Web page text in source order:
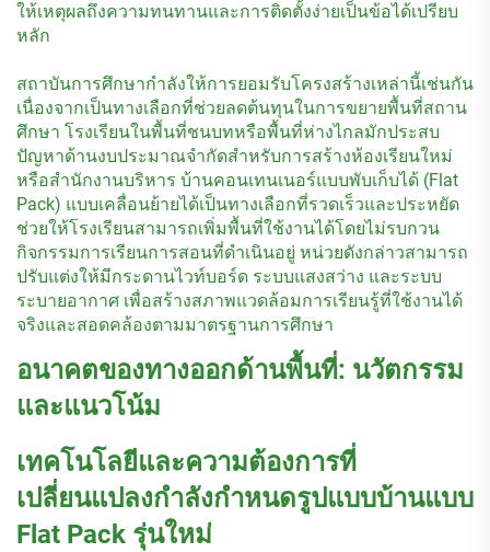
ให้เหตุผลถึงความทนทานและการติดตั้งง่ายเป็นข้อได้เปรียบ
หลัก
สถาบันการศึกษากำลังให้การยอมรับโครงสร้างเหล่านี้เช่นกัน
เนื่องจากเป็นทางเลือกที่ช่วยลดต้นทุนในการขยายพื้นที่สถาน
ศึกษา โรงเรียนในพื้นที่ชนบทหรือพื้นที่ห่างไกลมักประสบ
ปัญหาด้านงบประมาณจำกัดสำหรับการสร้างห้องเรียนใหม่
หรือสำนักงานบริหาร บ้านคอนเทนเนอร์แบบพับเก็บได้ (Flat
Pack) แบบเคลื่อนย้ายได้เป็นทางเลือกที่รวดเร็วและประหยัด
ช่วยให้โรงเรียนสามารถเพิ่มพื้นที่ใช้งานได้โดยไม่รบกวน
กิจกรรมการเรียนการสอนที่ดำเนินอยู่ หน่วยดังกล่าวสามารถ
ปรับแต่งให้มีกระดานไวท์บอร์ด ระบบแสงสว่าง และระบบ
ระบายอากาศ เพื่อสร้างสภาพแวดล้อมการเรียนรู้ที่ใช้งานได้
จริงและสอดคล้องตามมาตรฐานการศึกษา
อนาคตของทางออกด้านพื้นที่: นวัตกรรม
และแนวโน้ม
เทคโนโลยีและความต้องการที่
เปลี่ยนแปลงกำลังกำหนดรูปแบบบ้านแบบ
Flat Pack รุ่นใหม่